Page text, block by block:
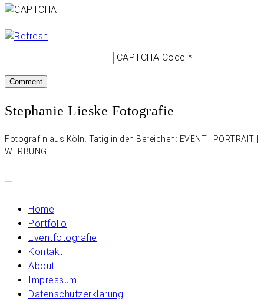
CAPTCHA Code *
Stephanie Lieske Fotografie
Fotografin aus Köln. Tätig in den Bereichen: EVENT | PORTRAIT |
WERBUNG
–
Home
Portfolio
Eventfotografie
Kontakt
About
Impressum
Datenschutzerklärung